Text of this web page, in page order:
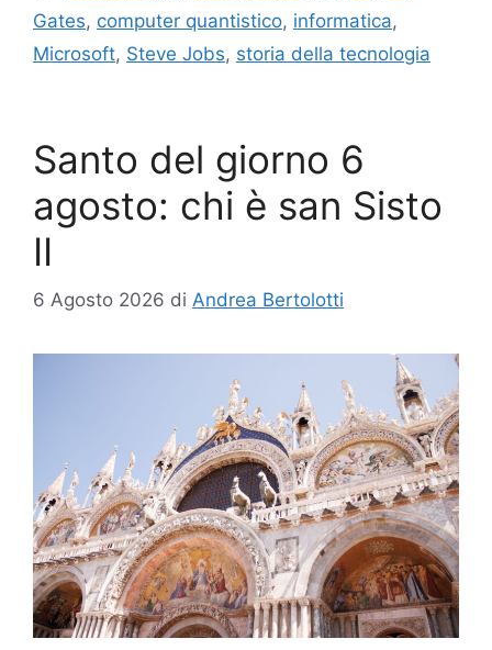
Gates, computer quantistico, informatica,
Microsoft, Steve Jobs, storia della tecnologia
Santo del giorno 6
agosto: chi è san Sisto
II
6 Agosto 2026 di Andrea Bertolotti